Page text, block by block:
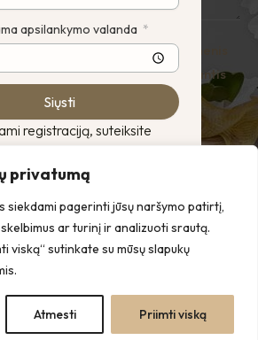
privatumą
siekdami pagerinti jūsų naršymo patirtį,
ar turinį ir analizuoti srautą.
viską“ sutinkate su mūsų slapukų
Atmesti Priimti viską
jog Hauz tvarkytų jūsų duomenis
parengimo tikslais, vadovaujantis
Politika
apsilankymo valanda
Siųsti
registraciją, suteiksite
Jūsų patogumui atsiųsime
informacijos galite
mumis el. paštu
arba telefonu
.
Jūsų atvykstant!